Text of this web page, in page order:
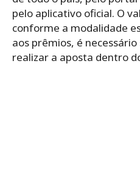
pelo aplicativo oficial. O
conforme a modalidade
aos prêmios, é
realizar a aposta dentro